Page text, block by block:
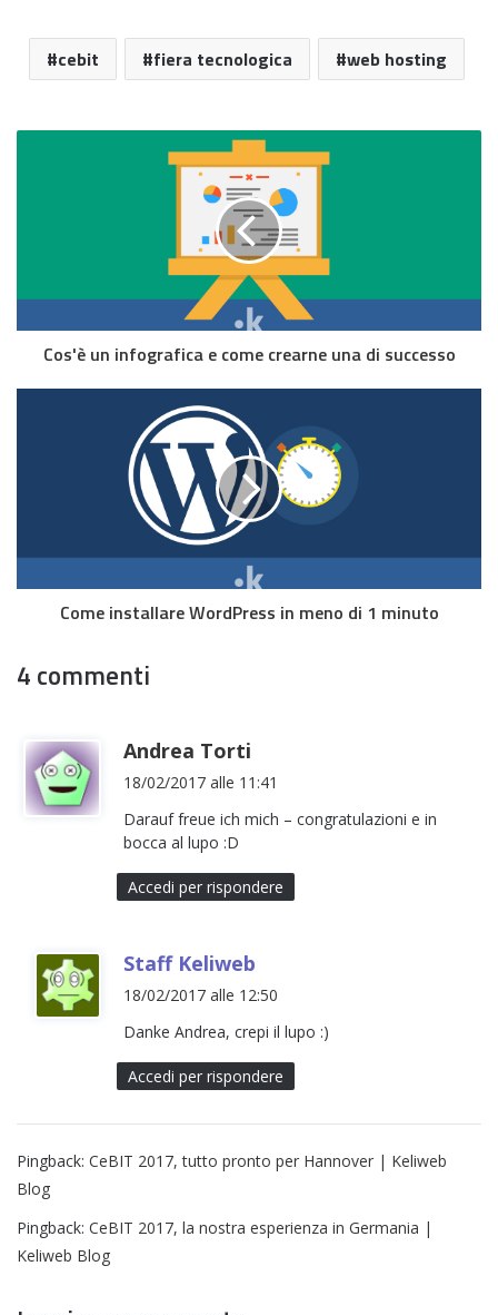
cebit fiera tecnologica web hosting
Cos'è un infografica e come crearne una di successo
Come installare WordPress in meno di 1 minuto
4 commenti
Andrea Torti
a
e
t
18/02/2017 alle 11:41
Darauf freue ich mich – congratulazioni e in
bocca al lupo :D
Accedi per rispondere
Staff Keliweb
a
e
t
o
:
18/02/2017 alle 12:50
Danke Andrea, crepi il lupo :)
Accedi per rispondere
Pingback: CeBIT 2017, tutto pronto per Hannover | Keliweb
Blog
Pingback: CeBIT 2017, la nostra esperienza in Germania |
Keliweb Blog